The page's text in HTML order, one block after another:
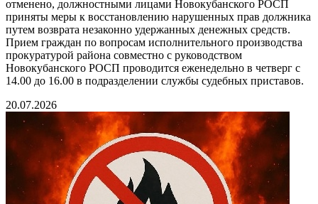
отменено, должностными лицами Новокубанского РОСП
приняты меры к восстановлению нарушенных прав должника
путем возврата незаконно удержанных денежных средств.
Прием граждан по вопросам исполнительного производства
прокуратурой района совместно с руководством
Новокубанского РОСП проводится еженедельно в четверг с
14.00 до 16.00 в подразделении службы судебных приставов.
20.07.2026